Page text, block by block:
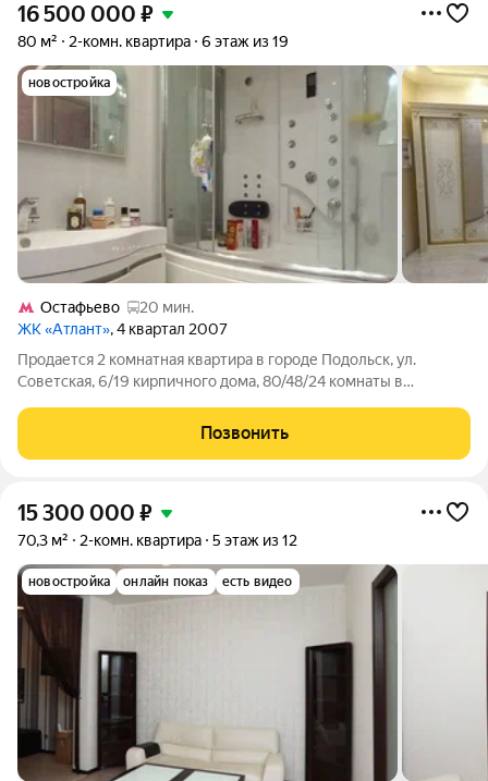
16 500 000 ₽
80 м² 2-комн. квартира 6 этаж из 19
новостройка
Остафьево
20 мин.
ЖК «Атлант», 4 квартал 2007
Продается 2 комнатная квартира в городе Подольск, ул.
Советская, 6/19 кирпичного дома, 80/48/24 комнаты в
"дизайнерский" ремонт, раздельный санузел, лоджия
застеклена. Хороший район с развитой
Позвонить
15 300 000 ₽
70,3 м² 2-комн. квартира 5 этаж из 12
новостройка онлайн показ есть видео